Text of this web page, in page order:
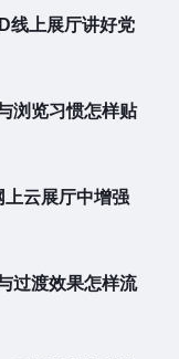
线上展厅讲好党
浏览习惯怎样贴
云展厅中增强
过渡效果怎样流